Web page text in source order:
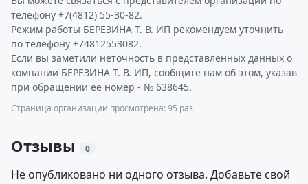
телефону +7(4812) 55-30-82.
Режим работы БЕРЕЗИНА Т. В. ИП рекомендуем уточнить
по телефону +74812553082.
Если вы заметили неточность в представленных данных о
компании БЕРЕЗИНА Т. В. ИП, сообщите нам об этом, указав
при обращении ее номер - № 638645.
Страница организации просмотрена: 95 раз
Отзывы 0
Не опубликовано ни одного отзыва. Добавьте свой